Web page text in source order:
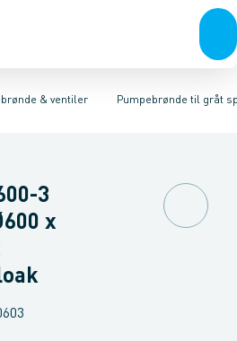
& ventiler
LinjeafvandingTanke,
Pumpebrønde til gråt
Pumpebrønde til sort
mmØ800/1000 mm
3
x